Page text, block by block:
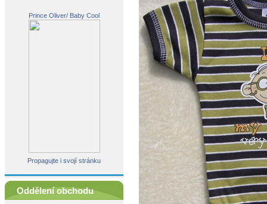
Prince Oliver/ Baby Cool
Propagujte i svojí stránku
Oddělení obchodu